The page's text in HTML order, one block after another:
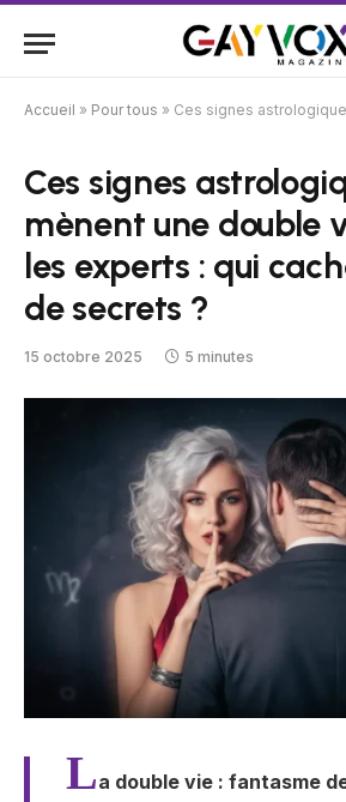
Accueil » Pour tous » Ces signes astrologiques qui mènent une double
Ces signes
mènent une double
les experts : qui
de secrets ?
15 octobre 2025 5 minutes
La double vie : fantasme